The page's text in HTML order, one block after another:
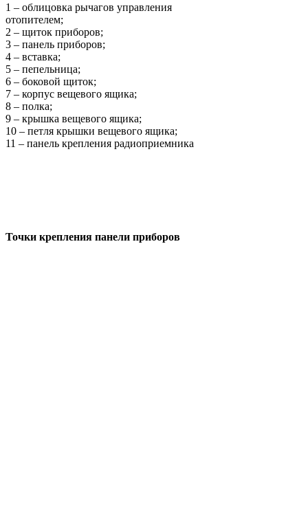
1 – облицовка рычагов управления
отопителем;
2 – щиток приборов;
3 – панель приборов;
4 – вставка;
5 – пепельница;
6 – боковой щиток;
7 – корпус вещевого ящика;
8 – полка;
9 – крышка вещевого ящика;
10 – петля крышки вещевого ящика;
11 – панель крепления радиоприемника
Точки крепления панели приборов